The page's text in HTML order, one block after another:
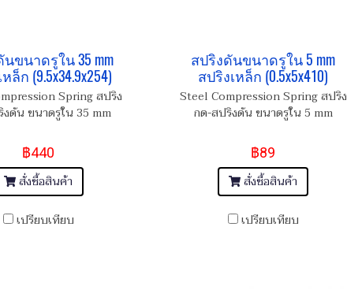
ขนาดรูใน 35 mm
ล็ก (9.5x34.9x254)
Spring สปริง
ดัน ขนาดรูใน 35 mm
฿440
สั่งซื้อสินค้า
เปรียบเทียบ
สปริงดันขนาดรูใน 5 mm
สปริงเหล็ก (0.5x5x410)
Steel Compression Spring สปริง
กด-สปริงดัน ขนาดรูใน 5 mm
฿89
สั่งซื้อสินค้า
เปรียบเทียบ